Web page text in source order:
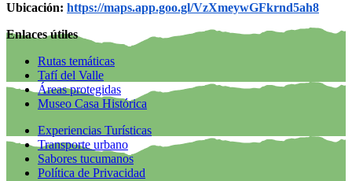
Ubicación: https://maps.app.goo.gl/VzXmeywGFkrnd5ah8
Enlaces útiles
Rutas temáticas
Tafí del Valle
Áreas protegidas
Museo Casa Histórica
Experiencias Turísticas
Transporte urbano
Sabores tucumanos
Política de Privacidad